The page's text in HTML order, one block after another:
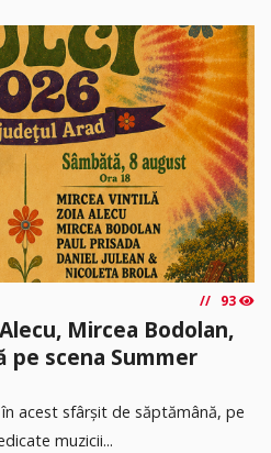
93
Mircea Bodolan,
pe scena Summer
acest sfârșit de săptămână, pe
muzicii...